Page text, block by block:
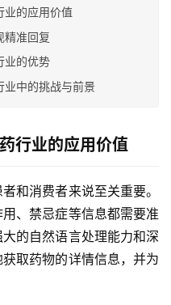
业的应用价值
精准回复
业的优势
业中的挑战与前景
行业的应用价值
和消费者来说至关重要。
、禁忌症等信息都需要准
的自然语言处理能力和深
取药物的详情信息，并为